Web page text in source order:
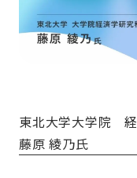
東北大学大学院
藤原 綾乃氏